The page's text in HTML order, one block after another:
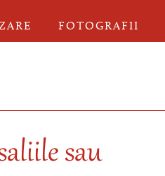
FOTOGRAFII
sau